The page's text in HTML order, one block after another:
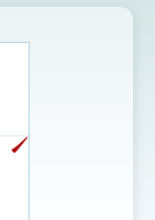
示
圖
ˊ